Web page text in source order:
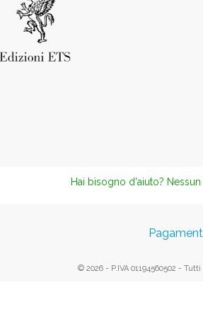
Hai bisogno d'aiuto?
© 2026 - P.IVA 01194560502 -